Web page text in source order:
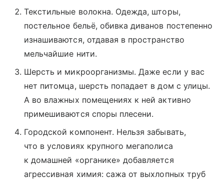
Текстильные волокна. Одежда, шторы,
постельное бельё, обивка диванов постепенно
изнашиваются, отдавая в пространство
мельчайшие нити.
Шерсть и микроорганизмы. Даже если у вас
нет питомца, шерсть попадает в дом с улицы.
А во влажных помещениях к ней активно
примешиваются споры плесени.
Городской компонент. Нельзя забывать,
что в условиях крупного мегаполиса
к домашней «органике» добавляется
агрессивная химия: сажа от выхлопных труб